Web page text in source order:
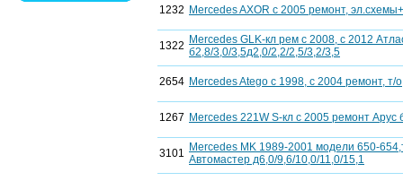
1232 Mercedes AXOR с 2005 ремонт,
1322 Mercedes GLK-кл рем c 2008, с 2012
б2,8/3,0/3,5д2,0/2,2/2,5/3,2/3,5
2654 Mercedes Atego c 1998, c 2004 ремонт, т/
1267 Mercedes 221W S-кл с 2005 ремонт Арус
3101 Mercedes MK 1989-2001 модели 650-
Автомастер д6,0/9,6/10,0/11,0/15,1